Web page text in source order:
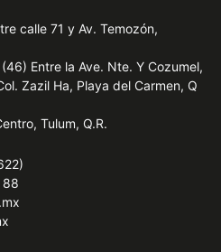
calle 71 y Av. Temozón,
Entre la Ave. Nte. Y Cozumel,
Zazil Ha, Playa del Carmen, Q
Tulum, Q.R.
88